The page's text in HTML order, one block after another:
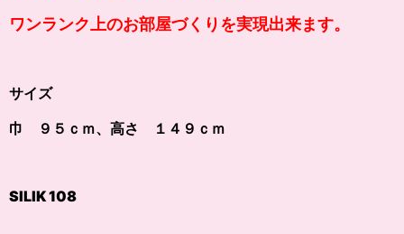
ワンランク上のお部屋づくりを実現出来ます。
サイズ
巾 ９５ｃｍ、高さ １４９ｃｍ
SILIK 108